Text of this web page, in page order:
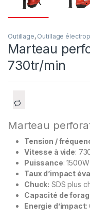
Outillage, Outillage
Marteau
730tr/min
Marteau
Tension /
Vitesse à vide:
Puissance: 1500W
Taux d’impact
Chuck: SDS plus
Capacité de
Energie d’impact: